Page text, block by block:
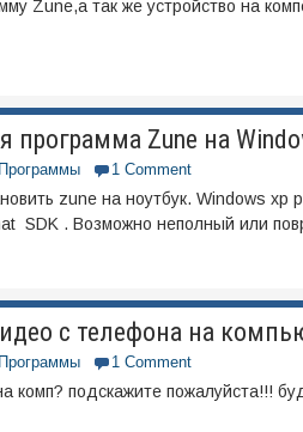
Zune,а так же устройство на
программа Zune на
Программы 1 Comment
zune на ноутбук. Windows
SDK . Возможно неполный или
с телефона на
Программы 1 Comment
комп? подскажите пожалуйста!!!